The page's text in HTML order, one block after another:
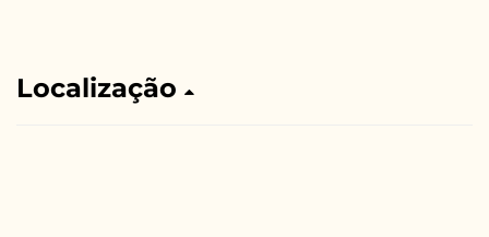
Localização